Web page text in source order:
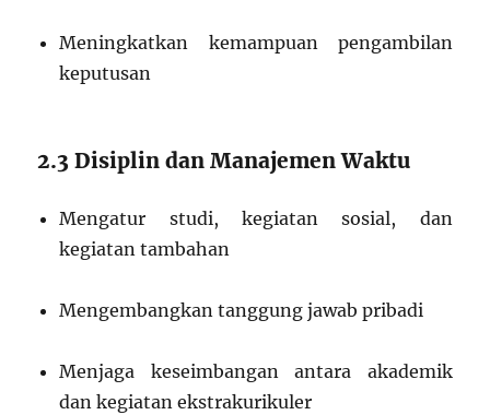
Meningkatkan kemampuan pengambilan
keputusan
2.3 Disiplin dan Manajemen Waktu
Mengatur studi, kegiatan sosial, dan
kegiatan tambahan
Mengembangkan tanggung jawab pribadi
Menjaga keseimbangan antara akademik
dan kegiatan ekstrakurikuler